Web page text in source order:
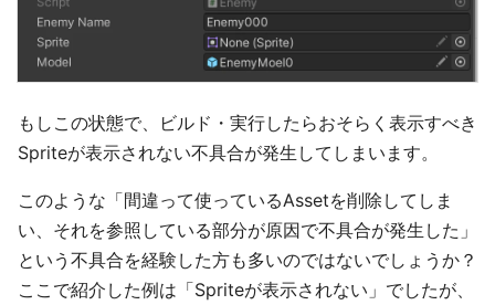
もしこの状態で、ビルド・実行したらおそらく表示すべき
Spriteが表示されない不具合が発生してしまいます。
このような「間違って使っているAssetを削除してしま
い、それを参照している部分が原因で不具合が発生した」
という不具合を経験した方も多いのではないでしょうか？
ここで紹介した例は「Spriteが表示されない」でしたが、